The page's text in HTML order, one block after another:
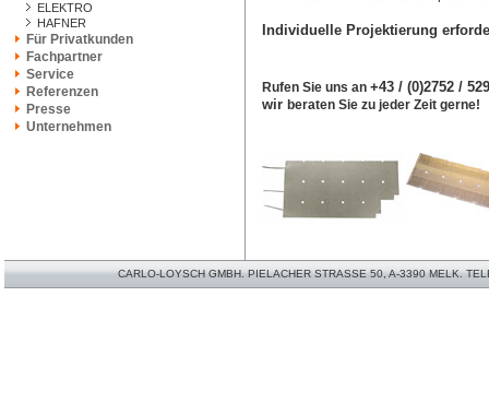
ELEKTRO
HAFNER
Für Privatkunden
Fachpartner
Service
Referenzen
Presse
Unternehmen
Individuelle Projektierung
Rufen Sie uns an +43 / (0)2752 /
wir beraten Sie zu jeder Zeit gerne!
CARLO-LOYSCH GMBH. PIELACHER STRASSE 50, A-3390 MELK.